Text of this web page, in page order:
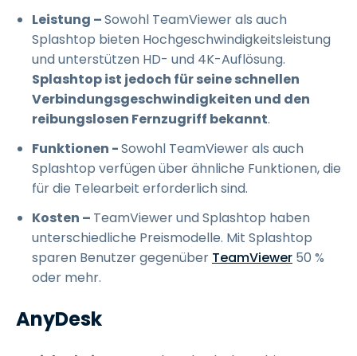
Leistung –Sowohl TeamViewer als auch
Splashtop bieten Hochgeschwindigkeitsleistung
und unterstützen HD- und 4K-Auflösung.
Splashtop ist jedoch für seine schnellen
Verbindungsgeschwindigkeiten und den
reibungslosen Fernzugriff bekannt.
Funktionen -Sowohl TeamViewer als auch
Splashtop verfügen über ähnliche Funktionen, die
für die Telearbeit erforderlich sind.
Kosten – TeamViewer und Splashtop haben
unterschiedliche Preismodelle. Mit Splashtop
sparen Benutzer gegenüber TeamViewer 50 %
oder mehr.
AnyDesk